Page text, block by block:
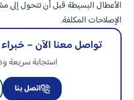
الأعطال البسيطة قبل أن تتحول إلى
الإصلاحات المكلفة.
تواصل معنا الآن –
استجابة سريعة
اتصل بنا